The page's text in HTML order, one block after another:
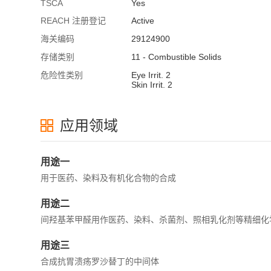
TSCA
Yes
REACH 注册登记
Active
海关编码
29124900
存储类别
11 - Combustible Solids
危险性类别
Eye Irrit. 2
Skin Irrit. 2
应用领域
用途一
用于医药、染料及有机化合物的合成
用途二
间羟基苯甲醛用作医药、染料、杀菌剂、照相乳化剂等精细化
用途三
合成抗胃溃疡罗沙替丁的中间体